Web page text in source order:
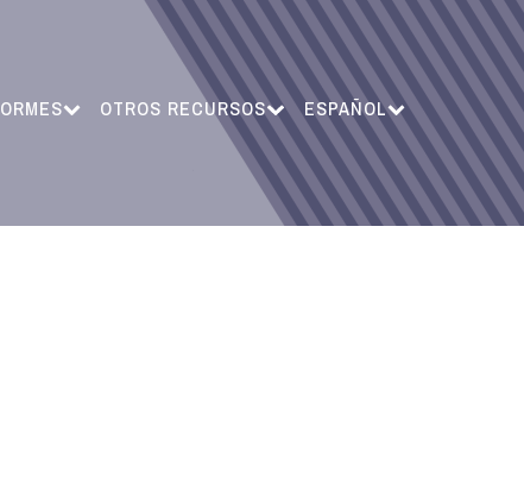
OTROS RECURSOS ESPAÑOL